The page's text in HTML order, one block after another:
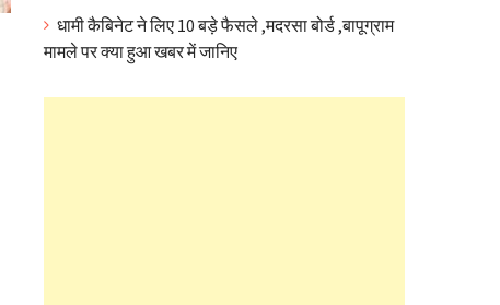
धामी कैबिनेट ने लिए 10 बड़े फैसले ,मदरसा बोर्ड ,बापूग्राम
मामले पर क्या हुआ खबर में जानिए